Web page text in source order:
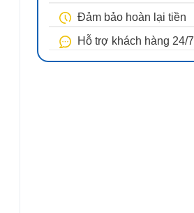
Đảm bảo hoàn lại tiền
Hỗ trợ khách hàng 24/7